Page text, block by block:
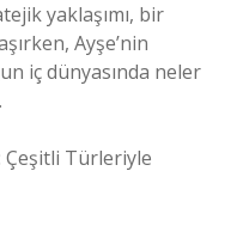
yaklaşımı, bir
Ayşe’nin
iç dünyasında neler
Çeşitli Türleriyle